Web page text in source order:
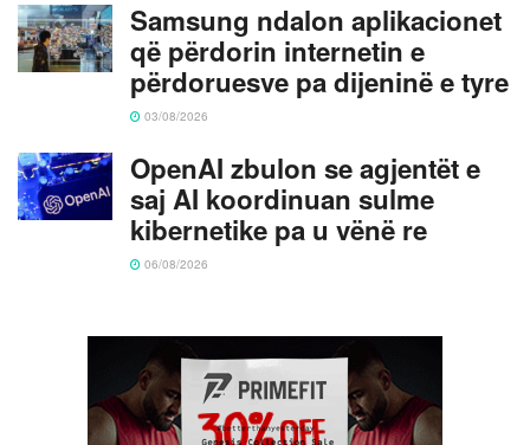
Samsung ndalon aplikacionet
që përdorin internetin e
përdoruesve pa dijeninë e tyre
03/08/2026
OpenAI zbulon se agjentët e
saj AI koordinuan sulme
kibernetike pa u vënë re
06/08/2026